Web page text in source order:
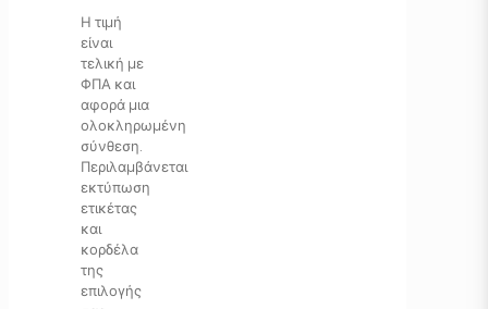
Η τιμή
είναι
τελική με
ΦΠΑ και
αφορά μια
ολοκληρωμένη
σύνθεση.
Περιλαμβάνεται
εκτύπωση
ετικέτας
και
κορδέλα
της
επιλογής